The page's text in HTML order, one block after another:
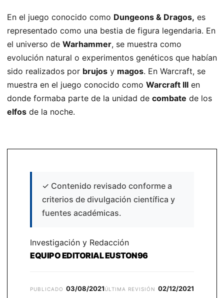
En el juego conocido como Dungeons & Dragos, es
representado como una bestia de figura legendaria. En
el universo de Warhammer, se muestra como
evolución natural o experimentos genéticos que habían
sido realizados por brujos y magos. En Warcraft, se
muestra en el juego conocido como Warcraft III en
donde formaba parte de la unidad de combate de los
elfos de la noche.
✓ Contenido revisado conforme a
criterios de divulgación científica y
fuentes académicas.
Investigación y Redacción
EQUIPO EDITORIAL EUSTON96
PUBLICADO 03/08/2021ÚLTIMA REVISIÓN 02/12/2021